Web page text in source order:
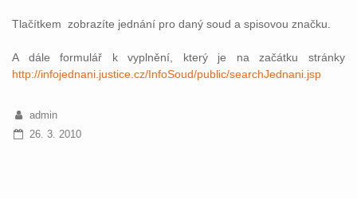
Tlačítkem zobrazíte jednání pro daný soud a spisovou značku.
A dále formulář k vyplnění, který je na začátku stránky
http://infojednani.justice.cz/InfoSoud/public/searchJednani.jsp
admin
26. 3. 2010